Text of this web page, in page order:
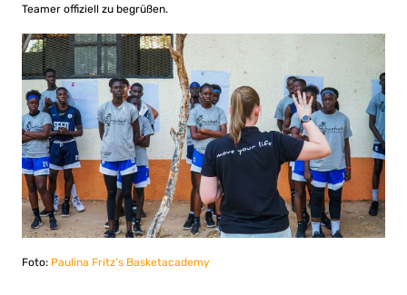
Teamer offiziell zu begrüßen.
Foto: Paulina Fritz’s Basketacademy